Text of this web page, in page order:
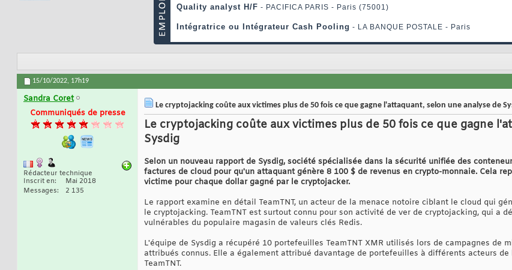
15/10/2022, 17h19
Sandra Coret
Communiqués de presse
Rédacteur technique
Inscrit en
Mai 2018
Messages
2 135
Le cryptojacking coûte aux victimes plus de 50 fois ce que gagne l'attaquant, selon une analyse de
Le cryptojacking coûte aux victimes plus de 50 fois ce que gagne
Sysdig
Selon un nouveau rapport de Sysdig, société spécialisée dans la sécurité unifiée des
factures de cloud pour qu'un attaquant génère 8 100 $ de revenus en crypto-monnaie. Cela
victime pour chaque dollar gagné par le cryptojacker.
Le rapport examine en détail TeamTNT, un acteur de la menace notoire ciblant le cloud qui
le cryptojacking. TeamTNT est surtout connu pour son activité de ver de cryptojacking, qui a
vulnérables du populaire magasin de valeurs clés Redis.
L'équipe de Sysdig a récupéré 10 portefeuilles TeamTNT XMR utilisés lors de campagnes de
attribués connus. Elle a également attribué davantage de portefeuilles à différents acteurs
TeamTNT.